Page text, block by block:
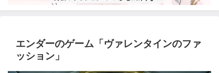
エンダーのゲーム「ヴァレンタインのファ
ッション」